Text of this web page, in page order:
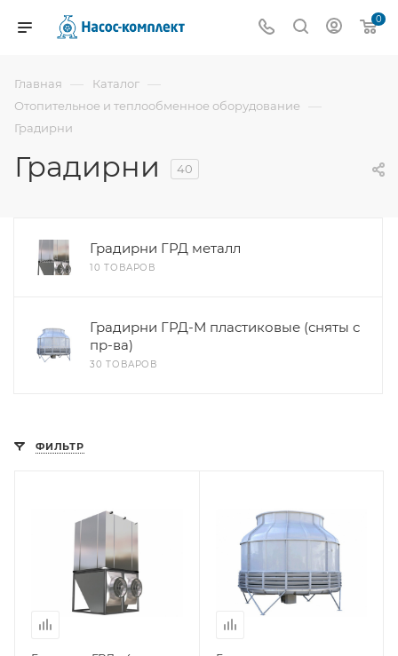
0
Главная — Каталог —
Отопительное и теплообменное оборудование —
Градирни
Градирни 40
Градирни ГРД металл
10 ТОВАРОВ
Градирни ГРД-М пластиковые (сняты с
пр-ва)
30 ТОВАРОВ
ФИЛЬТР